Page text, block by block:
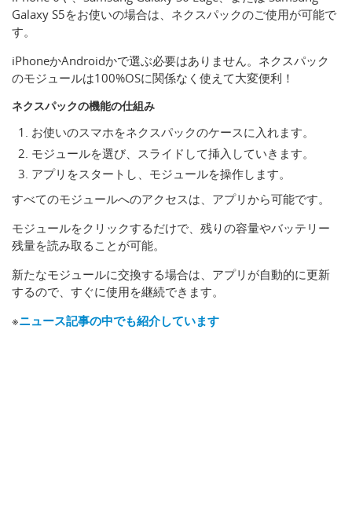
Galaxy S5をお使いの場合は、ネクスパックのご使用が可能で
す。
iPhoneかAndroidかで選ぶ必要はありません。ネクスパック
のモジュールは100%OSに関係なく使えて大変便利！
ネクスパックの機能の仕組み
お使いのスマホをネクスパックのケースに入れます。
モジュールを選び、スライドして挿入していきます。
アプリをスタートし、モジュールを操作します。
すべてのモジュールへのアクセスは、アプリから可能です。
モジュールをクリックするだけで、残りの容量やバッテリー
残量を読み取ることが可能。
新たなモジュールに交換する場合は、アプリが自動的に更新
するので、すぐに使用を継続できます。
※ニュース記事の中でも紹介しています